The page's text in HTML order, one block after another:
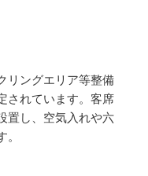
リングエリア等整備
されています。客席
置し、空気入れや六